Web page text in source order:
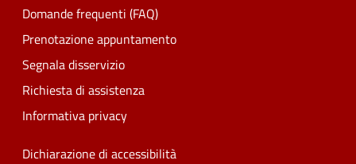
Domande frequenti (FAQ)
Prenotazione appuntamento
Segnala disservizio
Richiesta di assistenza
Informativa privacy
Dichiarazione di accessibilità